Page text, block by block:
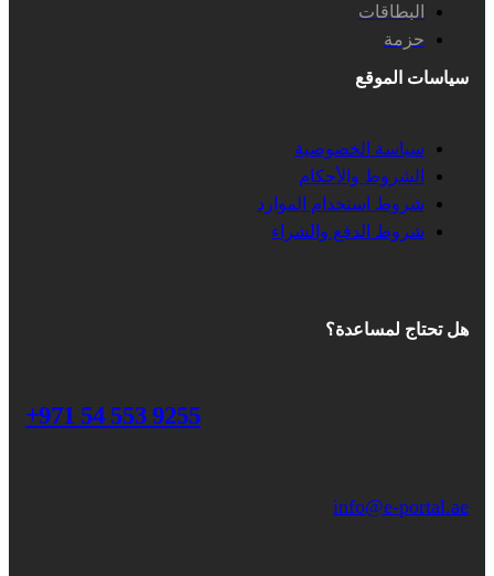
البطاقات
حزمة
سياسات الموقع
سياسة الخصوصية
الشروط والأحكام
شروط استخدام الموارد
شروط الدفع والشراء
هل تحتاج لمساعدة؟
+971 54 553 9255
info@e-portal.ae